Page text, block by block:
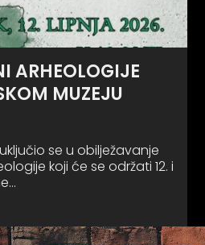
ARHEOLOGIJE
MUZEJU
se u obilježavanje
koji će se održati 12. i